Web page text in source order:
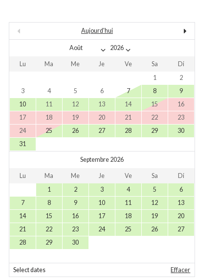
Aujourd'hui
Lu Ma Me Je Ve Sa
Di
1
2
3
4 5 6 7 8
9
10
11 12 13 14 15
16
17
18 19 20 21 22
23
24
25 26 27 28 29
30
31
Septembre 2026
Lu Ma Me Je Ve Sa
Di
1
2 3 4 5
6
7
8 9 10 11 12
13
14
15 16 17 18 19
20
21
22 23 24 25 26
27
28
29 30
Select dates Effacer